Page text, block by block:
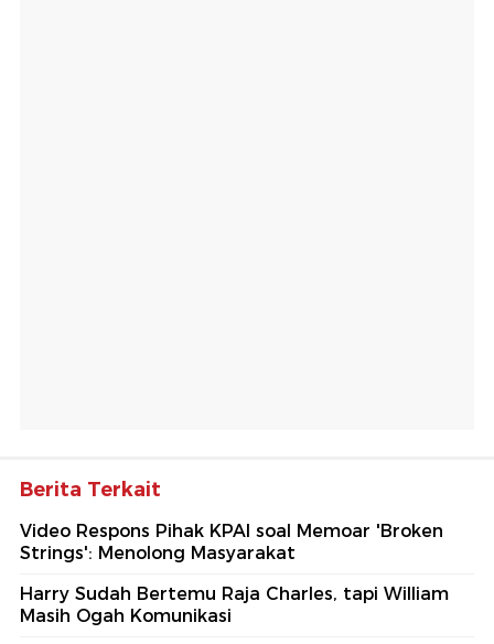
Berita Terkait
Video Respons Pihak KPAI soal Memoar 'Broken
Strings': Menolong Masyarakat
Harry Sudah Bertemu Raja Charles, tapi William
Masih Ogah Komunikasi